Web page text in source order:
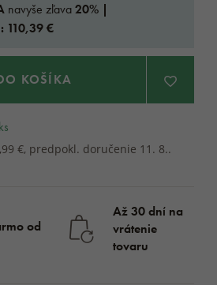
navyše zľava20% |
110,39 €
KOŠÍKA
€, predpokl. doručenie 11. 8..
od
Až 30 dní na
vrátenie
tovaru